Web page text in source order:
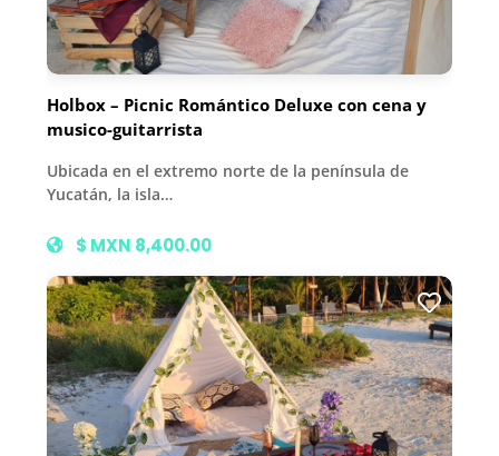
Holbox – Picnic Romántico Deluxe con cena y
musico-guitarrista
Ubicada en el extremo norte de la península de
Yucatán, la isla…
$ MXN 8,400.00